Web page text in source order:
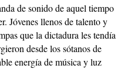
de sonido de aquel tiempo
Jóvenes llenos de talento y
que la dictadura les tendía
desde los sótanos de
energía de música y luz